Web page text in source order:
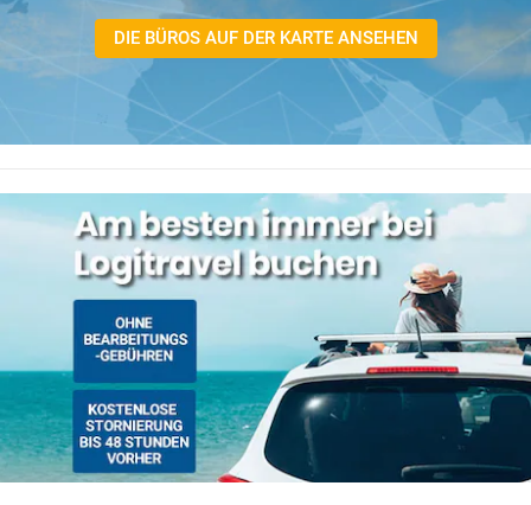
DIE BÜROS AUF DER KARTE ANSEHEN